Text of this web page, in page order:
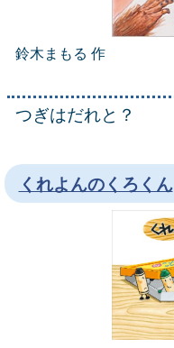
鈴木まもる 作
つぎはだれと？
くれよんのくろくん